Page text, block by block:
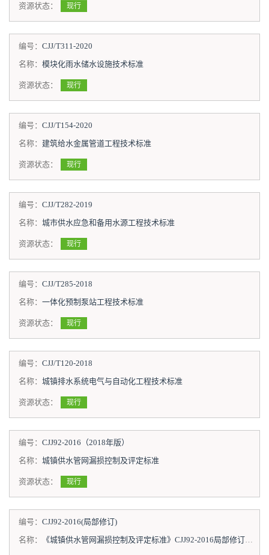
资源状态： 现行
编号： CJJ/T311-2020
名称： 模块化雨水储水设施技术标准
资源状态： 现行
编号： CJJ/T154-2020
名称： 建筑给水金属管道工程技术标准
资源状态： 现行
编号： CJJ/T282-2019
名称： 城市供水应急和备用水源工程技术标准
资源状态： 现行
编号： CJJ/T285-2018
名称： 一体化预制泵站工程技术标准
资源状态： 现行
编号： CJJ/T120-2018
名称： 城镇排水系统电气与自动化工程技术标准
资源状态： 现行
编号： CJJ92-2016（2018年版）
名称： 城镇供水管网漏损控制及评定标准
资源状态： 现行
编号： CJJ92-2016(局部修订)
名称：
《城镇供水管网漏损控制及评定标准》CJJ92-2016局部修订条文